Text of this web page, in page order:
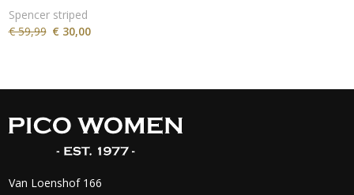
Spencer striped
€ 59,99 € 30,00
Van Loenshof 166